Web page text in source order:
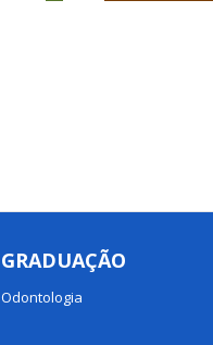
GRADUAÇÃO
Odontologia